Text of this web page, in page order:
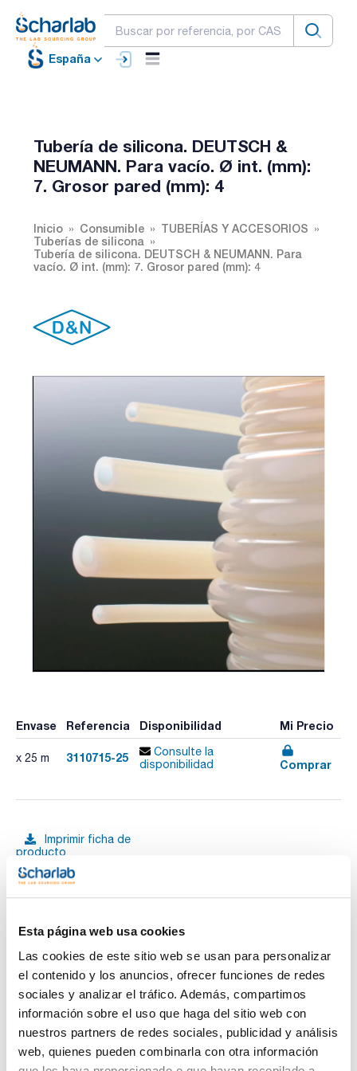
Esta página web usa cookies
Las cookies de este sitio web se usan para personalizar
el contenido y los anuncios, ofrecer funciones de redes
sociales y analizar el tráfico. Además, compartimos
información sobre el uso que haga del sitio web con
nuestros partners de redes sociales, publicidad y análisis
web, quienes pueden combinarla con otra información
España
Tubería de silicona. DEUTSCH &
NEUMANN. Para vacío. Ø int. (mm):
7. Grosor pared (mm): 4
Inicio Consumible
TUBERÍAS Y ACCESORIOS
Tuberías de silicona
Tubería de silicona. DEUTSCH & NEUMANN. Para
vacío. Ø int. (mm): 7. Grosor pared (mm): 4
Envase Referencia Disponibilidad Mi Precio
x 25 m 3110715-25
Consulte la
disponibilidad
Comprar
Imprimir ficha de
producto
Características
Diámetro interno (mm) : 7
Tubería de silicona transparente dureza 60 Shore A.
Estabilidad térmica de -60°C a +200°C. Estabilidad térmica
breve: +260°C. Tolerancias dimensionales según DIN ISO
3302-1 E2. Adecuado para bombas peristálticas.
Citotoxicidad (USP Clase 1-6) hemólisis, pirogenicidad,
sensibilización, Citotoxicidad ISO 10993-1. Inocuidad
alimentaria, BFR XV, FDA CFR 21§ 177.2600
Ver más
Documentación técnica
TDS / Ficha técnica
Regístrate para
COA
Regístrate para